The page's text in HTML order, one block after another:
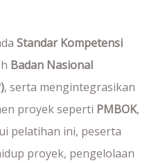
Standar Kompetensi
Badan Nasional
, serta mengintegrasikan
proyek seperti PMBOK,
pelatihan ini, peserta
proyek, pengelolaan